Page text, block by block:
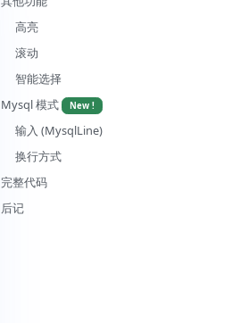
高亮
滚动
智能选择
Mysql 模式
New !
输入 (MysqlLine)
换行方式
完整代码
后记